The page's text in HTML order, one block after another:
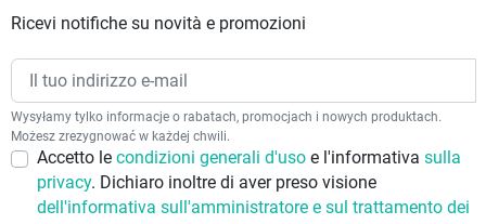
Ricevi notifiche su novità e promozioni
Wysyłamy tylko informacje o rabatach, promocjach i nowych produktach.
Możesz zrezygnować w każdej chwili.
Accetto le condizioni generali d'uso e l'informativa sulla
privacy. Dichiaro inoltre di aver preso visione
dell'informativa sull'amministratore e sul trattamento dei